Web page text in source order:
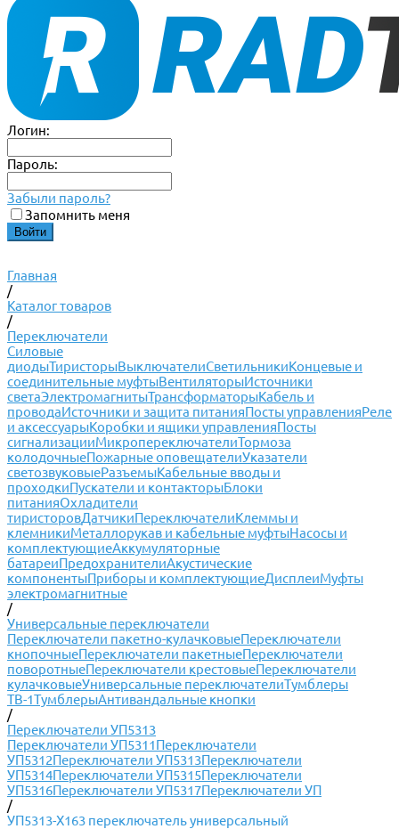
Логин:
Пароль:
Забыли пароль?
Запомнить меня
Главная
/
Каталог товаров
/
Переключатели
Силовые
диодыТиристорыВыключателиСветильникиКонцевые и
соединительные муфтыВентиляторыИсточники
светаЭлектромагнитыТрансформаторыКабель и
проводаИсточники и защита питанияПосты управленияРеле
и аксессуарыКоробки и ящики управленияПосты
сигнализацииМикропереключателиТормоза
колодочныеПожарные оповещателиУказатели
светозвуковыеРазъемыКабельные вводы и
проходкиПускатели и контакторыБлоки
питанияОхладители
тиристоровДатчикиПереключателиКлеммы и
клемникиМеталлорукав и кабельные муфтыНасосы и
комплектующиеАккумуляторные
батареиПредохранителиАкустические
компонентыПриборы и комплектующиеДисплеиМуфты
электромагнитные
/
Универсальные переключатели
Переключатели пакетно-кулачковыеПереключатели
кнопочныеПереключатели пакетныеПереключатели
поворотныеПереключатели крестовыеПереключатели
кулачковыеУниверсальные переключателиТумблеры
ТВ-1ТумблерыАнтивандальные кнопки
/
Переключатели УП5313
Переключатели УП5311Переключатели
УП5312Переключатели УП5313Переключатели
УП5314Переключатели УП5315Переключатели
УП5316Переключатели УП5317Переключатели УП
/
УП5313-Х163 переключатель универсальный